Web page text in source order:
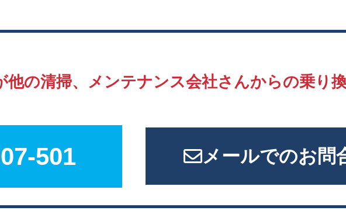
の清掃、 メンテナンス会社さんからの乗り
501 メールでのお問